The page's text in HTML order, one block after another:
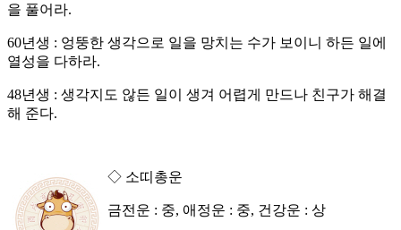
을 풀어라.
60년생 : 엉뚱한 생각으로 일을 망치는 수가 보이니 하든 일에
열성을 다하라.
48년생 : 생각지도 않든 일이 생겨 어렵게 만드나 친구가 해결
해 준다.
◇ 소띠총운
금전운 : 중, 애정운 : 중, 건강운 : 상